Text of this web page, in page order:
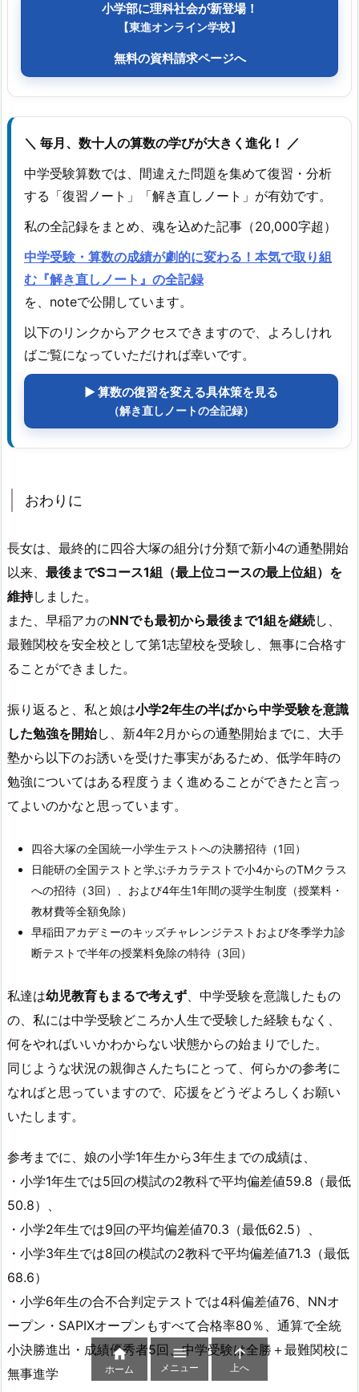
小学部に理科社会が新登場！
【東進オンライン学校】
無料の資料請求ページへ
＼ 毎月、数十人の算数の学びが大きく進化！ ／
中学受験算数では、間違えた問題を集めて復習・分析
する「復習ノート」「解き直しノート」が有効です。
私の全記録をまとめ、魂を込めた記事（20,000字超）
中学受験・算数の成績が劇的に変わる！本気で取り組
む『解き直しノート』の全記録
を、noteで公開しています。
以下のリンクからアクセスできますので、よろしけれ
ばご覧になっていただければ幸いです。
▶ 算数の復習を変える具体策を見る
（解き直しノートの全記録）
おわりに
長女は、最終的に四谷大塚の組分け分類で新小4の通塾開始
以来、 最後までSコース1組（最上位コースの最上位組）を
維持しました。
また、早稲アカのNNでも最初から最後まで1組を継続し、
最難関校を安全校として第1志望校を受験し、無事に合格す
ることができました。
振り返ると、私と娘は小学2年生の半ばから中学受験を意識
した勉強を開始し、新4年2月からの通塾開始までに、大手
塾から以下のお誘いを受けた事実があるため、低学年時の
勉強についてはある程度うまく進めることができたと言っ
てよいのかなと思っています。
四谷大塚の全国統一小学生テストへの決勝招待（1回）
日能研の全国テストと学ぶチカラテストで小4からのTMクラス
への招待（3回）、および4年生1年間の奨学生制度（授業料・
教材費等全額免除）
早稲田アカデミーのキッズチャレンジテストおよび冬季学力診
断テストで半年の授業料免除の特待（3回）
私達は幼児教育もまるで考えず、中学受験を意識したもの
の、私には中学受験どころか人生で受験した経験もなく、
何をやればいいかわからない状態からの始まりでした。
同じような状況の親御さんたちにとって、何らかの参考に
なればと思っていますので、応援をどうぞよろしくお願い
いたします。
参考までに、娘の小学1年生から3年生までの成績は、
・小学1年生では5回の模試の2教科で平均偏差値59.8（最低
50.8）、
・小学2年生では9回の平均偏差値70.3（最低62.5）、
・小学3年生では8回の模試の2教科で平均偏差値71.3（最低
68.6）
・小学6年生の合不合判定テストでは4科偏差値76、NNオ
ープン・SAPIXオープンもすべて合格率80％、通算で全統
小決勝進出・成績優秀者5回、中学受験は全勝＋最難関校に
無事進学

ホーム

メニュー

上へ